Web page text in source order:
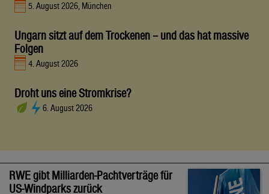
5. August 2026, München
Ungarn sitzt auf dem Trockenen – und das hat massive
Folgen
4. August 2026
Droht uns eine Stromkrise?
6. August 2026
RWE gibt Milliarden-Pachtverträge für
US-Windparks zurück